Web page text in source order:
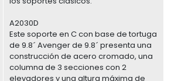
A2030D
Este soporte en C con base de tortuga
de 9.8´ Avenger de 9.8´ presenta una
construcción de acero cromado, una
columna de 3 secciones con 2
elevadores y una altura máxima de